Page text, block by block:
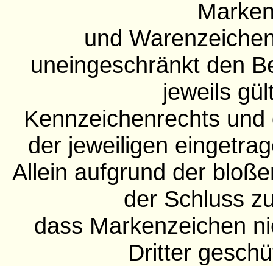
und
uneingeschränkt den
jeweils
Kennzeichenrechts
der jeweiligen
Allein aufgrund der
der Schluss
dass Markenzeichen
Dritter